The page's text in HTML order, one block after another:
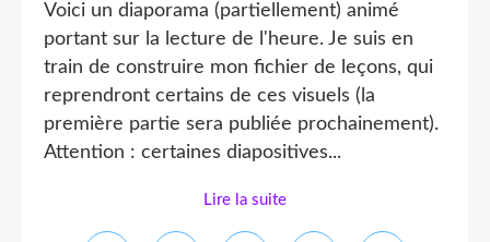
Voici un diaporama (partiellement) animé
portant sur la lecture de l'heure. Je suis en
train de construire mon fichier de leçons, qui
reprendront certains de ces visuels (la
première partie sera publiée prochainement).
Attention : certaines diapositives...
Lire la suite